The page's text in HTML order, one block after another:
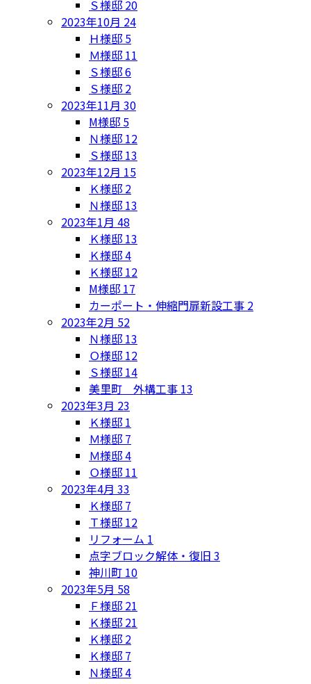
Ｓ様邸 20
2023年10月 24
Ｈ様邸 5
Ｍ様邸 11
Ｓ様邸6
Ｓ様邸 2
2023年11月 30
M様邸 5
Ｎ様邸 12
Ｓ様邸 13
2023年12月 15
Ｋ様邸 2
Ｎ様邸 13
2023年1月 48
Ｋ様邸 13
Ｋ様邸4
Ｋ様邸 12
M様邸 17
カーポート・伸縮門扉新設工事 2
2023年2月 52
Ｎ様邸 13
Ｏ様邸 12
Ｓ様邸 14
美里町 外構工事 13
2023年3月 23
Ｋ様邸 1
Ｍ様邸 7
Ｍ様邸4
Ｏ様邸 11
2023年4月 33
Ｋ様邸 7
Ｔ様邸 12
リフォーム 1
点字ブロック解体・復旧 3
神川町 10
2023年5月 58
Ｆ様邸 21
Ｋ様邸 21
Ｋ様邸 2
Ｋ様邸 7
Ｎ様邸4